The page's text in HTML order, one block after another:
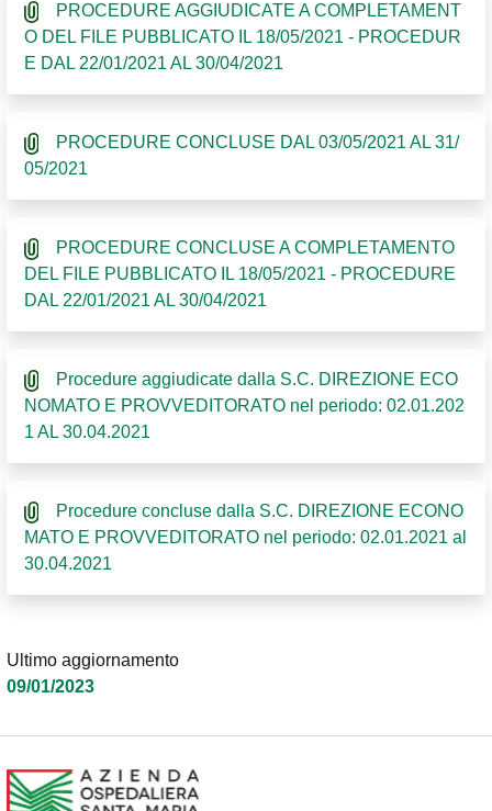
PROCEDURE AGGIUDICATE A COMPLETAMENT
O DEL FILE PUBBLICATO IL 18/05/2021 - PROCEDUR
E DAL 22/01/2021 AL 30/04/2021
PROCEDURE CONCLUSE DAL 03/05/2021 AL 31/
05/2021
PROCEDURE CONCLUSE A COMPLETAMENTO
DEL FILE PUBBLICATO IL 18/05/2021 - PROCEDURE
DAL 22/01/2021 AL 30/04/2021
Procedure aggiudicate dalla S.C. DIREZIONE ECO
NOMATO E PROVVEDITORATO nel periodo: 02.01.202
1 AL 30.04.2021
Procedure concluse dalla S.C. DIREZIONE ECONO
MATO E PROVVEDITORATO nel periodo: 02.01.2021 al
30.04.2021
Ultimo aggiornamento
09/01/2023